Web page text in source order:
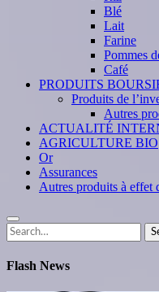
Blé
Lait
Farine
Pommes
Café
PRODUITS
Produits de
Autres
ACTUALITÉ
AGRICULTURE BIO
Or
Assurances
Autres produits à effet
Search
for:
Search
Flash News